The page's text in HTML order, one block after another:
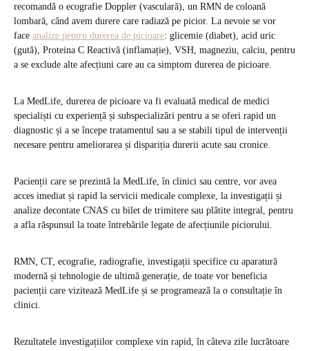
recomandă o ecografie Doppler (vasculară), un RMN de coloană
lombară, când avem durere care radiază pe picior. La nevoie se vor
face analize pentru durerea de picioare: glicemie (diabet), acid uric
(gută), Proteina C Reactivă (inflamație), VSH, magneziu, calciu, pentru
a se exclude alte afecțiuni care au ca simptom durerea de picioare.
La MedLife, durerea de picioare va fi evaluată medical de medici
specialiști cu experiență și subspecializări pentru a se oferi rapid un
diagnostic și a se începe tratamentul sau a se stabili tipul de intervenții
necesare pentru ameliorarea și dispariția durerii acute sau cronice.
Pacienții care se prezintă la MedLife, în clinici sau centre, vor avea
acces imediat și rapid la servicii medicale complexe, la investigații și
analize decontate CNAS cu bilet de trimitere sau plătite integral, pentru
a afla răspunsul la toate întrebările legate de afecțiunile piciorului.
RMN, CT, ecografie, radiografie, investigații specifice cu aparatură
modernă și tehnologie de ultimă generație, de toate vor beneficia
pacienții care vizitează MedLife și se programează la o consultație în
clinici.
Rezultatele investigațiilor complexe vin rapid, în câteva zile lucrătoare